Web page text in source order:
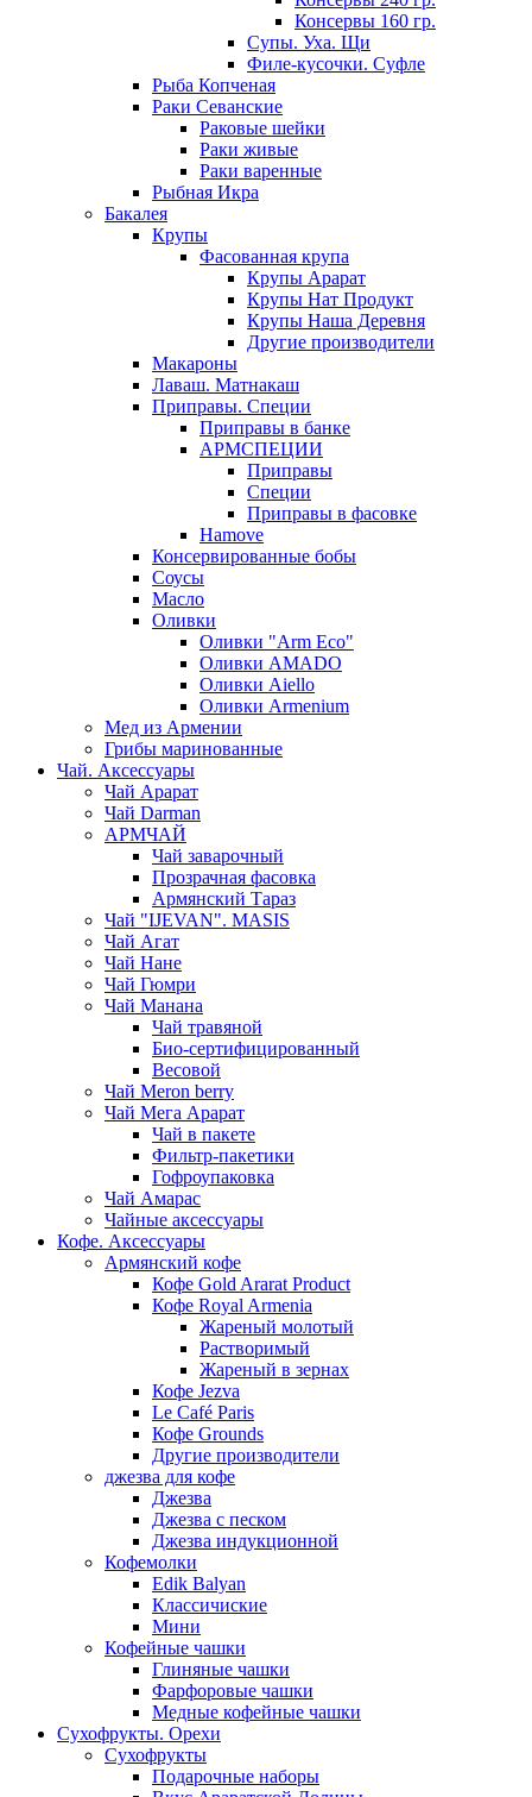
Консервы 160 гр.
Супы. Уха. Щи
Филе-кусочки. Суфле
Рыба Копченая
Раки Севанские
Раковые шейки
Раки живые
Раки варенные
Рыбная Икра
Бакалея
Крупы
Фасованная крупа
Крупы Арарат
Крупы Нат Продукт
Крупы Наша Деревня
Другие производители
Макароны
Лаваш. Матнакаш
Приправы. Специи
Приправы в банке
АРМСПЕЦИИ
Приправы
Специи
Приправы в фасовке
Hamove
Консервированные бобы
Соусы
Масло
Оливки
Оливки "Arm Eco"
Оливки AMADO
Оливки Aiello
Оливки Armenium
Мед из Армении
Грибы маринованные
Чай. Аксессуары
Чай Арарат
Чай Darman
АРМЧАЙ
Чай заварочный
Прозрачная фасовка
Армянский Тараз
Чай "IJEVAN". MASIS
Чай Агат
Чай Нане
Чай Гюмри
Чай Манана
Чай травяной
Био-сертифицированный
Весовой
Чай Meron berry
Чай Мега Арарат
Чай в пакете
Фильтр-пакетики
Гофроупаковка
Чай Амарас
Чайные аксессуары
Кофе. Аксессуары
Армянский кофе
Кофе Gold Ararat Product
Кофе Royal Armenia
Жареный молотый
Растворимый
Жареный в зернах
Кофе Jezva
Le Café Paris
Кофе Grounds
Другие производители
джезва для кофе
Джезва
Джезва с песком
Джезва индукционной
Кофемолки
Edik Balyan
Классичиские
Мини
Кофейные чашки
Глиняные чашки
Фарфоровые чашки
Медные кофейные чашки
Сухофрукты. Орехи
Сухофрукты
Подарочные наборы